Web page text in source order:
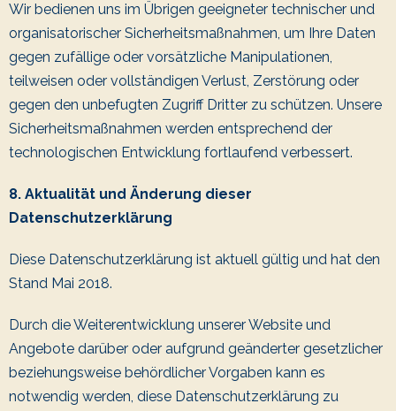
Wir bedienen uns im Übrigen geeigneter technischer und
organisatorischer Sicherheitsmaßnahmen, um Ihre Daten
gegen zufällige oder vorsätzliche Manipulationen,
teilweisen oder vollständigen Verlust, Zerstörung oder
gegen den unbefugten Zugriff Dritter zu schützen. Unsere
Sicherheitsmaßnahmen werden entsprechend der
technologischen Entwicklung fortlaufend verbessert.
8. Aktualität und Änderung dieser
Datenschutzerklärung
Diese Datenschutzerklärung ist aktuell gültig und hat den
Stand Mai 2018.
Durch die Weiterentwicklung unserer Website und
Angebote darüber oder aufgrund geänderter gesetzlicher
beziehungsweise behördlicher Vorgaben kann es
notwendig werden, diese Datenschutzerklärung zu